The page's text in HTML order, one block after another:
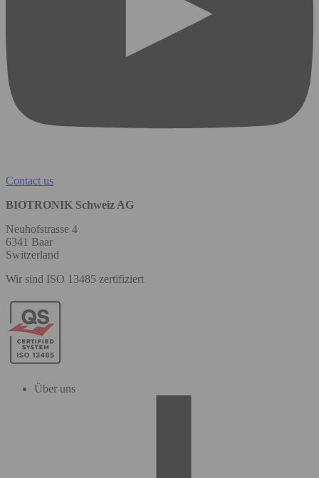
Contact us
BIOTRONIK Schweiz AG
Neuhofstrasse 4
6341 Baar
Switzerland
Wir sind ISO 13485 zertifiziert
Über uns